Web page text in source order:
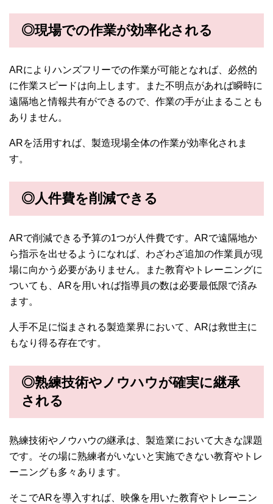
◎現場での作業が効率化される
ARによりハンズフリーでの作業が可能となれば、必然的
に作業スピードは向上します。また不明点があれば瞬時に
遠隔地と情報共有ができるので、作業の手が止まることも
ありません。
ARを活用すれば、製造現場全体の作業が効率化されま
す。
◎人件費を削減できる
ARで削減できる予算の1つが人件費です。ARで遠隔地か
ら指示を出せるようになれば、わざわざ追加の作業員が現
場に向かう必要がありません。また教育やトレーニングに
ついても、ARを用いれば指導員の数は必要最低限で済み
ます。
人手不足に悩まされる製造業界において、ARは救世主に
もなり得る存在です。
◎熟練技術やノウハウが確実に継承
される
熟練技術やノウハウの継承は、製造業において大きな課題
です。その場に熟練者がいないと実施できない教育やトレ
ーニングも多々あります。
そこでARを導入すれば、映像を用いた教育やトレーニン